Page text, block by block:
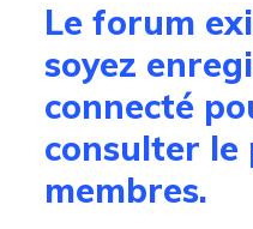
Le forum
soyez
connecté
consulter le
membres.